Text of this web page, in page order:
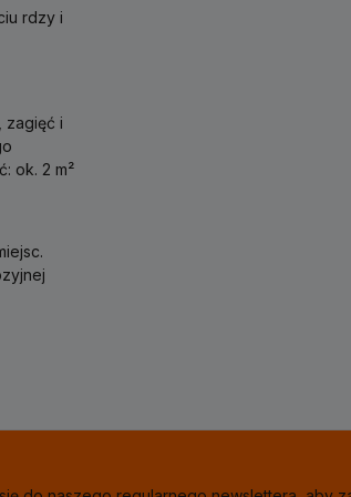
rdzy i
zagięć i
ok. 2 m²